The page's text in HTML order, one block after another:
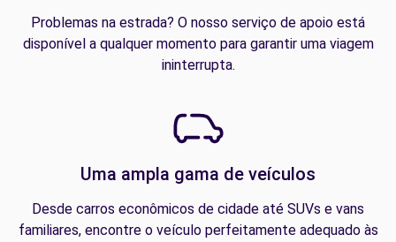
Problemas na estrada? O nosso serviço de apoio está
disponível a qualquer momento para garantir uma viagem
ininterrupta.
Uma ampla gama de veículos
Desde carros econômicos de cidade até SUVs e vans
familiares, encontre o veículo perfeitamente adequado às